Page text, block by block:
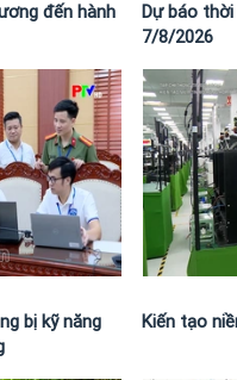
đến hành
Dự báo
7/8/2026
bị kỹ năng
Kiến tạo